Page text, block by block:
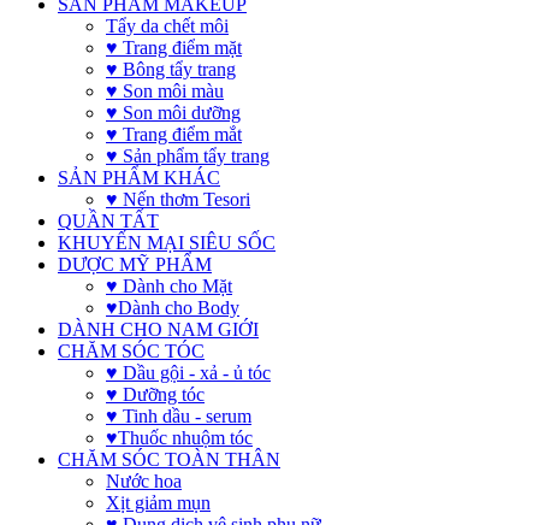
SẢN PHẨM MAKEUP
Tẩy da chết môi
♥ Trang điểm mặt
♥ Bông tẩy trang
♥ Son môi màu
♥ Son môi dưỡng
♥ Trang điểm mắt
♥ Sản phẩm tẩy trang
SẢN PHẨM KHÁC
♥ Nến thơm Tesori
QUẦN TẤT
KHUYẾN MẠI SIÊU SỐC
DƯỢC MỸ PHẨM
♥ Dành cho Mặt
♥Dành cho Body
DÀNH CHO NAM GIỚI
CHĂM SÓC TÓC
♥ Dầu gội - xả - ủ tóc
♥ Dưỡng tóc
♥ Tinh dầu - serum
♥Thuốc nhuộm tóc
CHĂM SÓC TOÀN THÂN
Nước hoa
Xịt giảm mụn